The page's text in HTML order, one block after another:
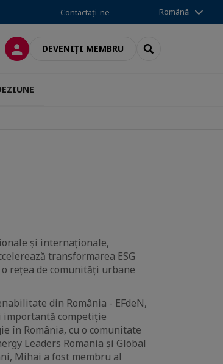
Contactați-ne Română
CONECTAREDEVENIȚI MEMBRU SEARCH
și internaționale,
transformarea ESG
rețea de comunități urbane
din România - EFdeN,
importantă competiție
în România, cu o comunitate
Leaders Romania și Global
Mihai a fost membru al